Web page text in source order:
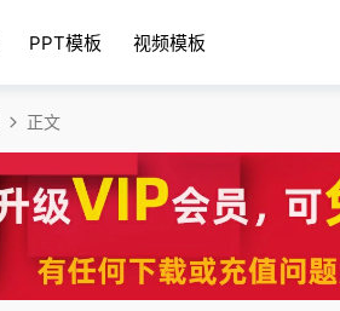
PPT模板 视频模板
正文